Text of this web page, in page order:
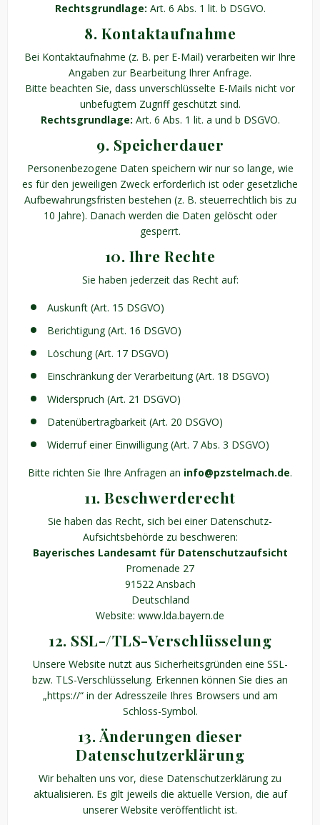
Rechtsgrundlage: Art. 6 Abs. 1 lit. b DSGVO.
8. Kontaktaufnahme
Bei Kontaktaufnahme (z. B. per E-Mail) verarbeiten wir Ihre
Angaben zur Bearbeitung Ihrer Anfrage.
Bitte beachten Sie, dass unverschlüsselte E-Mails nicht vor
unbefugtem Zugriff geschützt sind.
Rechtsgrundlage: Art. 6 Abs. 1 lit. a und b DSGVO.
9. Speicherdauer
Personenbezogene Daten speichern wir nur so lange, wie
es für den jeweiligen Zweck erforderlich ist oder gesetzliche
Aufbewahrungsfristen bestehen (z. B. steuerrechtlich bis zu
10 Jahre). Danach werden die Daten gelöscht oder
gesperrt.
10. Ihre Rechte
Sie haben jederzeit das Recht auf:
Auskunft (Art. 15 DSGVO)
Berichtigung (Art. 16 DSGVO)
Löschung (Art. 17 DSGVO)
Einschränkung der Verarbeitung (Art. 18 DSGVO)
Widerspruch (Art. 21 DSGVO)
Datenübertragbarkeit (Art. 20 DSGVO)
Widerruf einer Einwilligung (Art. 7 Abs. 3 DSGVO)
Bitte richten Sie Ihre Anfragen an info@pzstelmach.de.
11. Beschwerderecht
Sie haben das Recht, sich bei einer Datenschutz-
Aufsichtsbehörde zu beschweren:
Bayerisches Landesamt für Datenschutzaufsicht
Promenade 27
91522 Ansbach
Deutschland
Website: www.lda.bayern.de
12. SSL-/TLS-Verschlüsselung
Unsere Website nutzt aus Sicherheitsgründen eine SSL-
bzw. TLS-Verschlüsselung. Erkennen können Sie dies an
„https://“ in der Adresszeile Ihres Browsers und am
Schloss-Symbol.
13. Änderungen dieser
Datenschutzerklärung
Wir behalten uns vor, diese Datenschutzerklärung zu
aktualisieren. Es gilt jeweils die aktuelle Version, die auf
unserer Website veröffentlicht ist.